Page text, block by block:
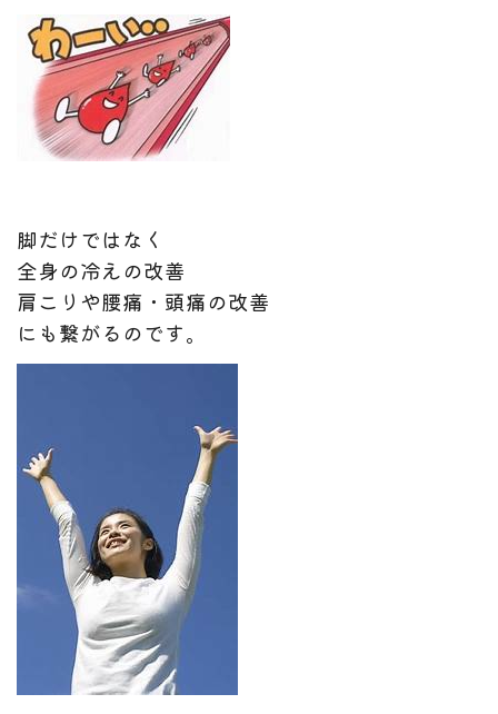
脚だけではなく
全身の冷えの改善
肩こりや腰痛・頭痛の改善
にも繋がるのです。